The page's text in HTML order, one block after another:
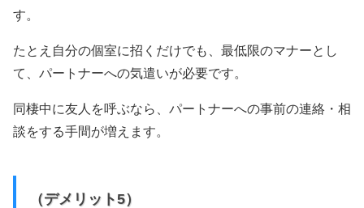
す。
たとえ自分の個室に招くだけでも、最低限のマナーとし
て、パートナーへの気遣いが必要です。
同棲中に友人を呼ぶなら、パートナーへの事前の連絡・相
談をする手間が増えます。
（デメリット5）